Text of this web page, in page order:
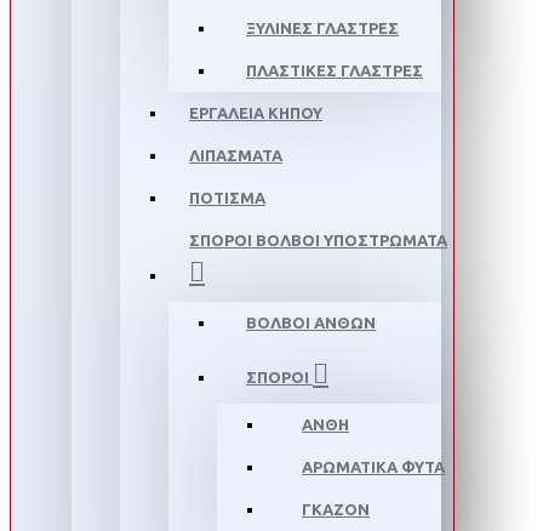
ΞΎΛΙΝΕΣ ΓΛΆΣΤΡΕΣ
ΠΛΑΣΤΙΚΈΣ ΓΛΆΣΤΡΕΣ
ΕΡΓΑΛΕΊΑ ΚΉΠΟΥ
ΛΙΠΆΣΜΑΤΑ
ΠΌΤΙΣΜΑ
ΣΠΌΡΟΙ ΒΟΛΒΟΊ ΥΠΟΣΤΡΏΜΑΤΑ
ΒΟΛΒΟΊ ΑΝΘΏΝ
ΣΠΌΡΟΙ
ΑΝΘΗ
ΑΡΩΜΑΤΙΚΆ ΦΥΤΆ
ΓΚΑΖΌΝ